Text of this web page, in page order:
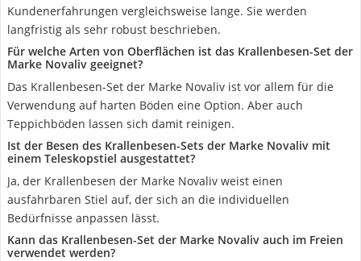
Kundenerfahrungen vergleichsweise lange. Sie werden
langfristig als sehr robust beschrieben.
Für welche Arten von Oberflächen ist das Krallenbesen-Set der
Marke Novaliv geeignet?
Das Krallenbesen-Set der Marke Novaliv ist vor allem für die
Verwendung auf harten Böden eine Option. Aber auch
Teppichböden lassen sich damit reinigen.
Ist der Besen des Krallenbesen-Sets der Marke Novaliv mit
einem Teleskopstiel ausgestattet?
Ja, der Krallenbesen der Marke Novaliv weist einen
ausfahrbaren Stiel auf, der sich an die individuellen
Bedürfnisse anpassen lässt.
Kann das Krallenbesen-Set der Marke Novaliv auch im Freien
verwendet werden?